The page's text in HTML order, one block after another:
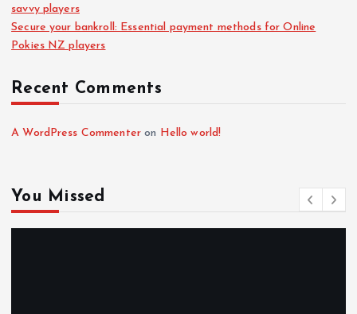
savvy players
Secure your bankroll: Essential payment methods for Online
Pokies NZ players
Recent Comments
A WordPress Commenter on Hello world!
You Missed